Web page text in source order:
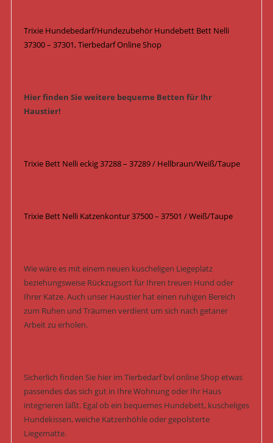
Trixie Hundebedarf/Hundezubehör Hundebett Bett Nelli
37300 – 37301, Tierbedarf Online Shop
Hier finden Sie weitere bequeme Betten für Ihr
Haustier!
Trixie Bett Nelli eckig 37288 – 37289 / Hellbraun/Weiß/Taupe
Trixie Bett Nelli Katzenkontur 37500 – 37501 / Weiß/Taupe
Wie wäre es mit einem neuen kuscheligen Liegeplatz
beziehungsweise Rückzugsort für Ihren treuen Hund oder
Ihrer Katze. Auch unser Haustier hat einen ruhigen Bereich
zum Ruhen und Träumen verdient um sich nach getaner
Arbeit zu erholen.
Sicherlich finden Sie hier im Tierbedarf bvl online Shop etwas
passendes das sich gut in Ihre Wohnung oder Ihr Haus
integrieren läßt. Egal ob ein bequemes Hundebett, kuscheliges
Hundekissen, weiche Katzenhöhle oder gepolsterte
Liegematte.